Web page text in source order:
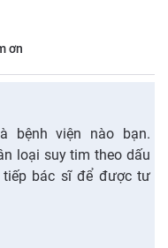
ơn
bệnh viện nào bạn.
loại suy tim theo dấu
bác sĩ để được tư